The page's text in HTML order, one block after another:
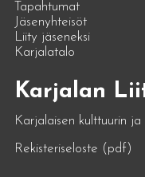
Tapahtumat
Jäsenyhteisöt
Liity jäseneksi
Karjalatalo
Karjalan
Karjalaisen kulttuurin
Rekisteriseloste (pdf)